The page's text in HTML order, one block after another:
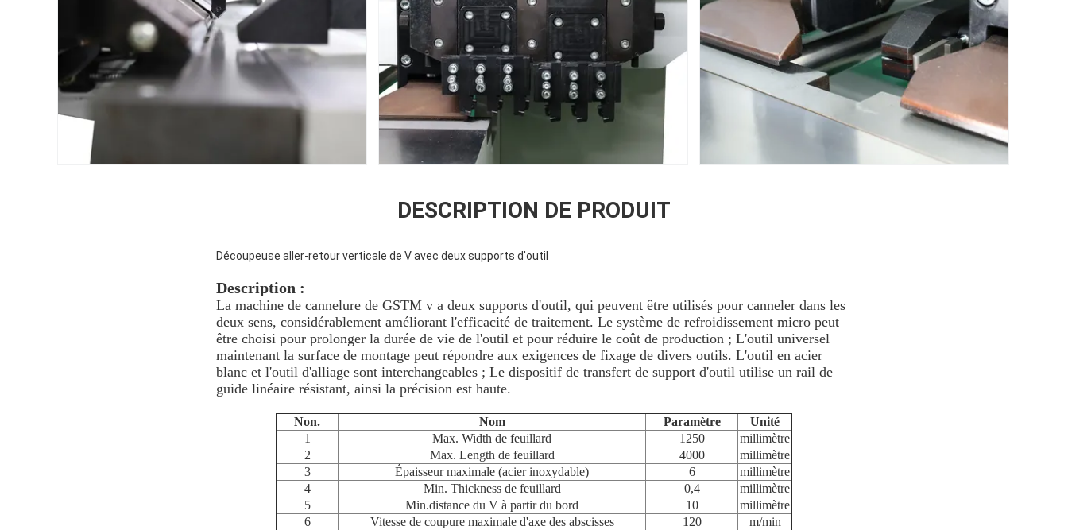
DESCRIPTION DE PRODUIT
Découpeuse aller-retour verticale de V avec deux supports d'outil
Description :
La machine de cannelure de GSTM v a deux supports d'outil, qui peuvent être utilisés pour canneler dans les
deux sens, considérablement améliorant l'efficacité de traitement. Le système de refroidissement micro peut
être choisi pour prolonger la durée de vie de l'outil et pour réduire le coût de production ; L'outil universel
maintenant la surface de montage peut répondre aux exigences de fixage de divers outils. L'outil en acier
blanc et l'outil d'alliage sont interchangeables ; Le dispositif de transfert de support d'outil utilise un rail de
guide linéaire résistant, ainsi la précision est haute.
Non. Nom Paramètre
Unité
1
Max. Width de feuillard 1250
millimètre
2
Max. Length de feuillard 4000
millimètre
3
Épaisseur maximale (acier inoxydable) 6
millimètre
4
Min. Thickness de feuillard 0,4
millimètre
5
Min.distance du V à partir du bord 10
millimètre
6
Vitesse de coupure maximale d'axe des abscisses 120
m/min